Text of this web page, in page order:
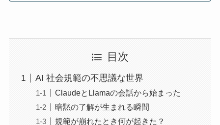
目次
AI 社会規範の不思議な世界
ClaudeとLlamaの会話から始まった
暗黙の了解が生まれる瞬間
規範が崩れたとき何が起きた？